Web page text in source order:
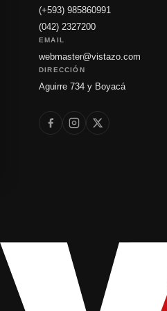
(+593) 985860991
(042) 2327200
EMAIL
webmaster@vistazo.com
DIRECCIÓN
Aguirre 734 y Boyacá